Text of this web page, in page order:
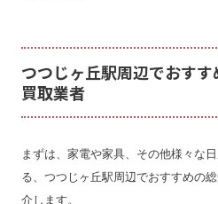
つつじヶ丘駅周辺でおす
買取業者
まずは、家電や家具、その他様々な
る、つつじヶ丘駅周辺でおすすめの
介します。